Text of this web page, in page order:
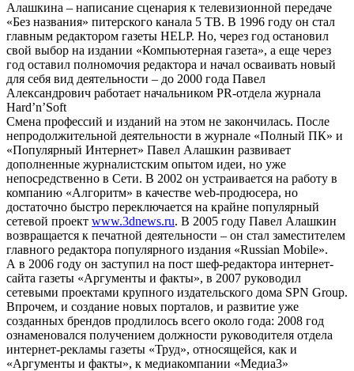
Алашкина – написание сценария к телевизионной передаче
«Без названия» питерского канала 5 ТВ. В 1996 году он стал
главным редактором газеты HELP. Но, через год остановил
свой выбор на издании «Компьютерная газета», а еще через
год оставил полномочия редактора и начал осваивать новый
для себя вид деятельности – до 2000 года Павел
Александрович работает начальником PR-отдела журнала
Hard’n’Soft
Смена профессий и изданий на этом не закончилась. После
непродолжительной деятельности в журнале «Полный ПК» и
«Популярный Интернет» Павел Алашкин развивает
дополненные журналистским опытом идеи, но уже
непосредственно в Сети. В 2002 он устраивается на работу в
компанию «Алгоритм» в качестве web-продюсера, но
достаточно быстро переключается на крайне популярный
сетевой проект www.3dnews.ru. В 2005 году Павел Алашкин
возвращается к печатной деятельности – он стал заместителем
главного редактора популярного издания «Russian Mobile».
А в 2006 году он заступил на пост шеф-редактора интернет-
сайта газеты «Аргументы и факты», в 2007 руководил
сетевыми проектами крупного издательского дома SPN Group.
Впрочем, и создание новых порталов, и развитие уже
созданных брендов продлилось всего около года: 2008 год
ознаменовался получением должности руководителя отдела
интернет-рекламы газеты «Труд», относящейся, как и
«Аргументы и факты», к медиакомпании «Медиа3»